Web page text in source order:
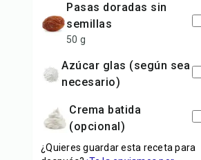
Pasas doradas sin
semillas
50 g
Azúcar glas (según sea
necesario)
Crema batida
(opcional)
¿Quieres guardar esta receta para